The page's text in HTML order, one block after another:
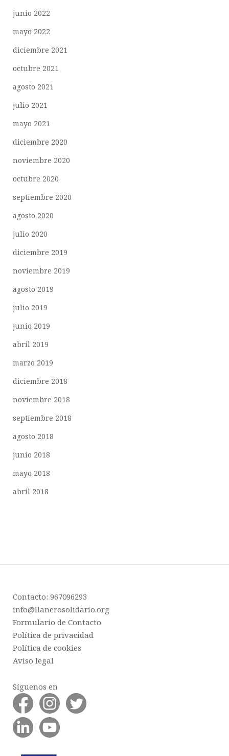
junio 2022
mayo 2022
diciembre 2021
octubre 2021
agosto 2021
julio 2021
mayo 2021
diciembre 2020
noviembre 2020
octubre 2020
septiembre 2020
agosto 2020
julio 2020
diciembre 2019
noviembre 2019
agosto 2019
julio 2019
junio 2019
abril 2019
marzo 2019
diciembre 2018
noviembre 2018
septiembre 2018
agosto 2018
junio 2018
mayo 2018
abril 2018
Contacto: 967096293
info@llanerosolidario.org
Formulario de Contacto
Política de privacidad
Política de cookies
Aviso legal
Síguenos en